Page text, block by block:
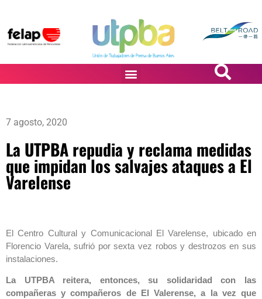
7 agosto, 2020
La UTPBA repudia y reclama medidas
que impidan los salvajes ataques a El
Varelense
El Centro Cultural y Comunicacional El Varelense, ubicado en
Florencio Varela, sufrió por sexta vez robos y destrozos en sus
instalaciones.
La UTPBA reitera, entonces, su solidaridad con las
compañeras y compañeros de El Valerense, a la vez que